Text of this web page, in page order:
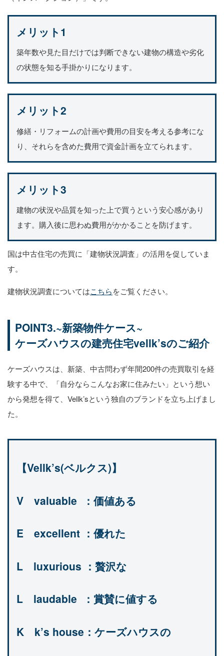
メリット1
築年数や見た目だけでは判断できない建物の構造や劣化
の状態を知る手掛かりになります。
メリット2
修繕・リフォームの計画や費用の目安を考える参考にな
り、それらを含めた費用で資金計画を立てられます。
メリット3
建物の状況や品質を知った上で買うという安心感があり
ます。購入後に思わぬ費用がかかることを防げます。
国は中古住宅の売買に「建物状況調査」の活用を促していま
す。
建物状況調査についてはこちらをご覧ください。
POINT3.~新築物件ケース~
ケーズハウスの建売住宅vellk’sのご紹介
ケーズハウスは、新築、中古問わず年間200件の売買取引を経
験する中で、「自分ならこんなお家に住みたい」という想い
から発想を得て、Vellk’sという独自のブランドを立ち上げまし
た。
【Vellk’s(ベルクス)】
V　valuable  ：価値ある
E　excellent ：優れた
L　luxurious ：贅沢な
L　laudable  ：賞賛に値する
K　k’s house：ケーズハウスの